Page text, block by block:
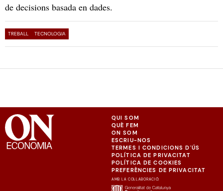
de decisions basada en dades.
TREBALL TECNOLOGIA
QUI SOM
QUÈ FEM
ON SOM
ESCRIU-NOS
TERMES I CONDICIONS D'ÚS
POLÍTICA DE PRIVACITAT
POLÍTICA DE COOKIES
PREFERÈNCIES DE PRIVACITAT
AMB LA COL·LABORACIÓ: